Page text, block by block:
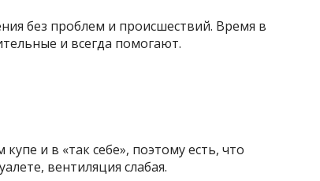
без проблем и происшествий. Время в
и всегда помогают.
и в «так себе», поэтому есть, что
вентиляция слабая.